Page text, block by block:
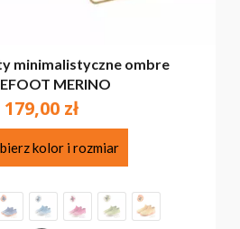
minimalistyczne ombre
MERINO
179,00 zł
kolor i rozmiar
wiele
wariantów.